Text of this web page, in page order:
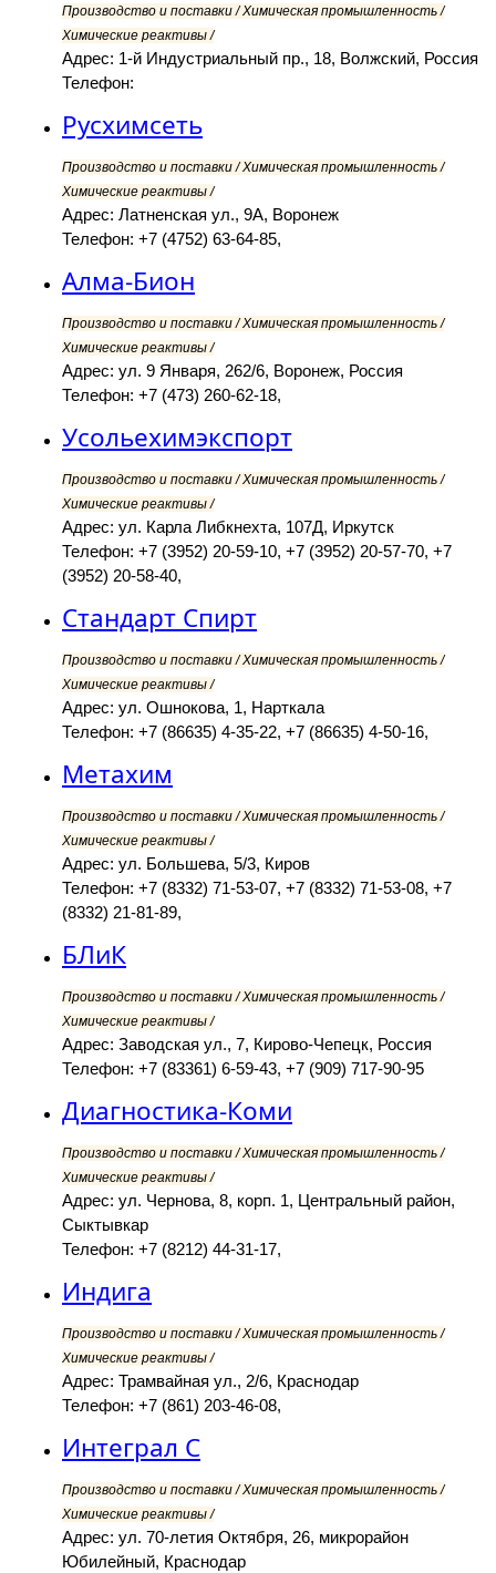
Производство и поставки / Химическая промышленность /
Химические реактивы /
Адрес: 1-й Индустриальный пр., 18, Волжский, Россия
Телефон:
Русхимсеть
Производство и поставки / Химическая промышленность /
Химические реактивы /
Адрес: Латненская ул., 9А, Воронеж
Телефон: +7 (4752) 63-64-85,
Алма-Бион
Производство и поставки / Химическая промышленность /
Химические реактивы /
Адрес: ул. 9 Января, 262/6, Воронеж, Россия
Телефон: +7 (473) 260-62-18,
Усольехимэкспорт
Производство и поставки / Химическая промышленность /
Химические реактивы /
Адрес: ул. Карла Либкнехта, 107Д, Иркутск
Телефон: +7 (3952) 20-59-10, +7 (3952) 20-57-70, +7
(3952) 20-58-40,
Стандарт Спирт
Производство и поставки / Химическая промышленность /
Химические реактивы /
Адрес: ул. Ошнокова, 1, Нарткала
Телефон: +7 (86635) 4-35-22, +7 (86635) 4-50-16,
Метахим
Производство и поставки / Химическая промышленность /
Химические реактивы /
Адрес: ул. Большева, 5/3, Киров
Телефон: +7 (8332) 71-53-07, +7 (8332) 71-53-08, +7
(8332) 21-81-89,
БЛиК
Производство и поставки / Химическая промышленность /
Химические реактивы /
Адрес: Заводская ул., 7, Кирово-Чепецк, Россия
Телефон: +7 (83361) 6-59-43, +7 (909) 717-90-95
Диагностика-Коми
Производство и поставки / Химическая промышленность /
Химические реактивы /
Адрес: ул. Чернова, 8, корп. 1, Центральный район,
Сыктывкар
Телефон: +7 (8212) 44-31-17,
Индига
Производство и поставки / Химическая промышленность /
Химические реактивы /
Адрес: Трамвайная ул., 2/6, Краснодар
Телефон: +7 (861) 203-46-08,
Интеграл С
Производство и поставки / Химическая промышленность /
Химические реактивы /
Адрес: ул. 70-летия Октября, 26, микрорайон
Юбилейный, Краснодар